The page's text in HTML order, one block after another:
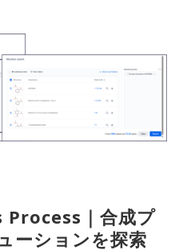
｜合成プ
ーションを探索